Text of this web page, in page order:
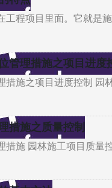
工程项目里面。它就是
管理措施之项目进度
措施之项目进度控制 园
措施之质量控制
措施 园林施工项目质量